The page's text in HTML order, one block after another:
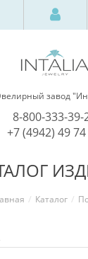
завод
8-800-333-39-
+7 (4942) 49
Каталог